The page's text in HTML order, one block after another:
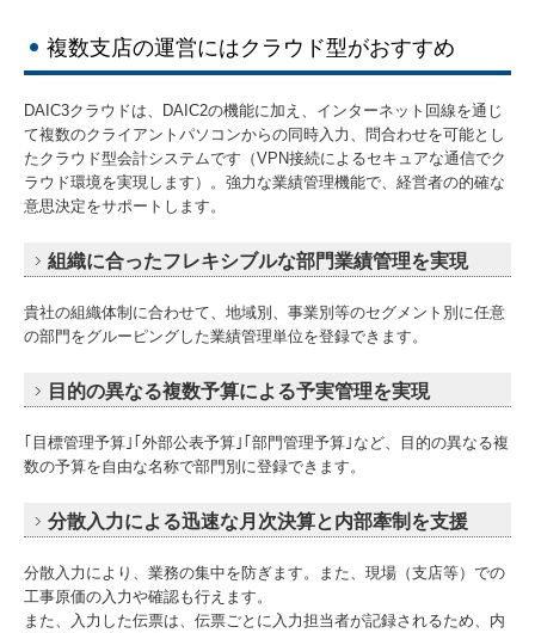
複数支店の運営にはクラウド型がおすすめ
DAIC3クラウドは、DAIC2の機能に加え、インターネット回線を通じ
て複数のクライアントパソコンからの同時入力、問合わせを可能とし
たクラウド型会計システムです（VPN接続によるセキュアな通信でク
ラウド環境を実現します）。強力な業績管理機能で、経営者の的確な
意思決定をサポートします。
組織に合ったフレキシブルな部門業績管理を実現
貴社の組織体制に合わせて、地域別、事業別等のセグメント別に任意
の部門をグルーピングした業績管理単位を登録できます。
目的の異なる複数予算による予実管理を実現
｢目標管理予算｣｢外部公表予算｣｢部門管理予算｣など、目的の異なる複
数の予算を自由な名称で部門別に登録できます。
分散入力による迅速な月次決算と内部牽制を支援
分散入力により、業務の集中を防ぎます。また、現場（支店等）での
工事原価の入力や確認も行えます。
また、入力した伝票は、伝票ごとに入力担当者が記録されるため、内